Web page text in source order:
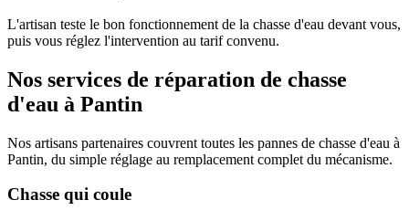
L'artisan teste le bon fonctionnement de la chasse d'eau devant vous,
puis vous réglez l'intervention au tarif convenu.
Nos services de réparation de chasse
d'eau à Pantin
Nos artisans partenaires couvrent toutes les pannes de chasse d'eau à
Pantin, du simple réglage au remplacement complet du mécanisme.
Chasse qui coule